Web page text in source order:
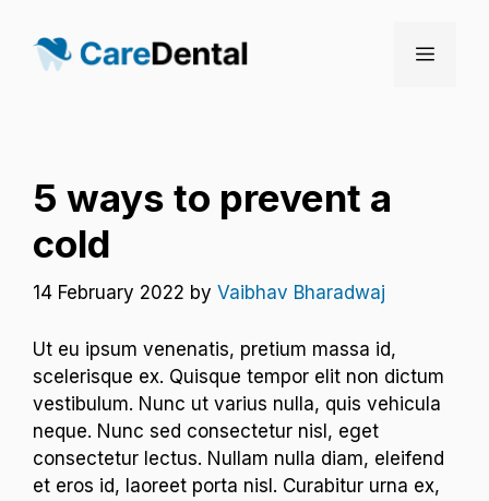
content
Menu
5 ways to prevent a
cold
14 February 2022 by Vaibhav Bharadwaj
Ut eu ipsum venenatis, pretium massa id,
scelerisque ex. Quisque tempor elit non dictum
vestibulum. Nunc ut varius nulla, quis vehicula
neque. Nunc sed consectetur nisl, eget
consectetur lectus. Nullam nulla diam, eleifend
et eros id, laoreet porta nisl. Curabitur urna ex,